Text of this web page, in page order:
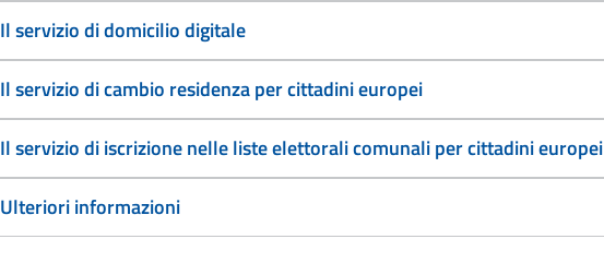
Il servizio di domicilio digitale
Il servizio di cambio residenza per cittadini europei
Il servizio di iscrizione nelle liste elettorali comunali per cittadini europei
Ulteriori informazioni